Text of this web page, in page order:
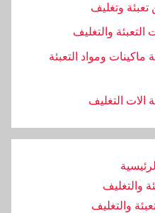
وتغليف
والتغليف
ومواد التعبئة
التغليف
والتغليف
والتغليف